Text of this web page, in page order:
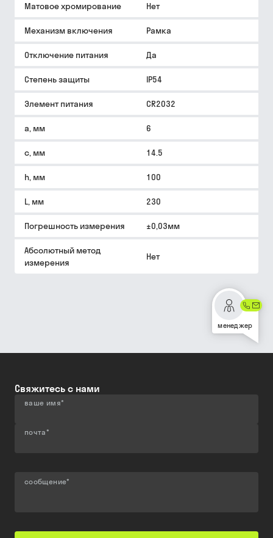
Матовое хромирование Нет
Механизм включения Рамка
Отключение питания Да
Степень защиты IP54
Элемент питания CR2032
a, мм 6
c, мм 14.5
h, мм 100
L, мм 230
Погрешность измерения ±0,03мм
Абсолютный метод
измерения
Нет
менеджер
Свяжитесь с нами
ваше имя*
почта*
сообщение*